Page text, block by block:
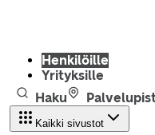
Henkilöille
Yrityksille
Haku
Kaikki sivustot